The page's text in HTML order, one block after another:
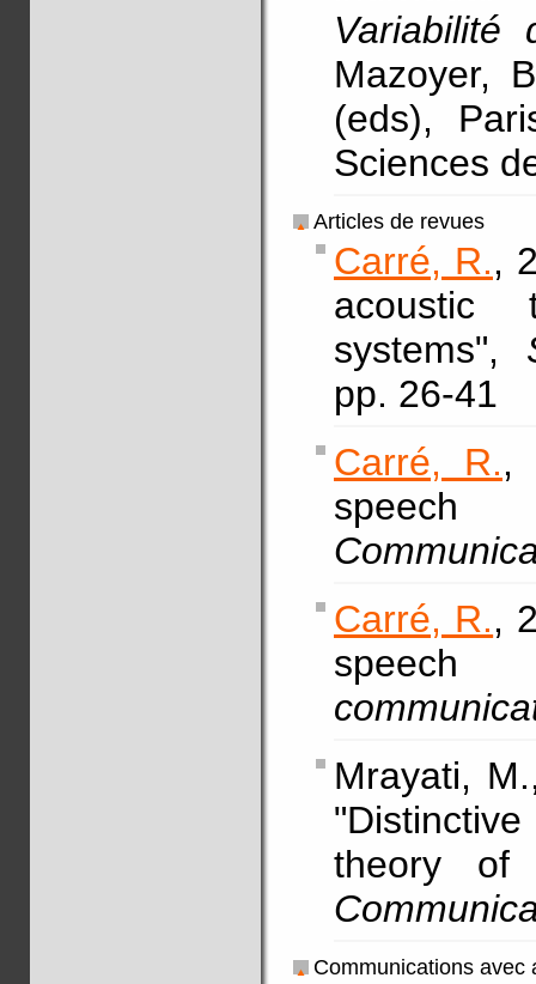
Variabilité
Mazoyer,
(eds),
Sciences
Articles de revues
Carré, R.,
acoustic
systems",
pp. 26-41
Carré, R.,
Carré, R.,
Mrayati,
theory of
Communications avec